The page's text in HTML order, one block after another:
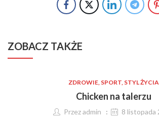
ZOBACZ TAKŻE
ZDROWIE, SPORT, STYL ŻYCIA
Chicken na talerzu
Przezadmin 8 listopada